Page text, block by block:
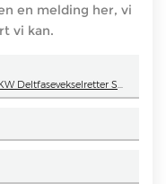
en melding her, vi
vi kan.
Sail Solar Residential Hybrid SEI Series 12KW Deltfasevekselretter SEI-12K-UP